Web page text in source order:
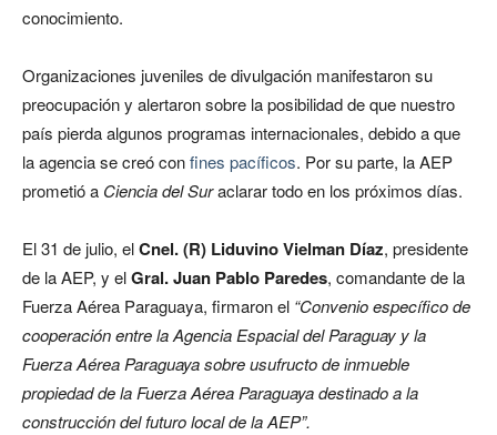
conocimiento.
Organizaciones juveniles de divulgación manifestaron su
preocupación y alertaron sobre la posibilidad de que nuestro
país pierda algunos programas internacionales, debido a que
la agencia se creó confines pacíficos. Por su parte, la AEP
prometió a Ciencia del Suraclarar todo en los próximos días.
El 31 de julio, elCnel. (R) Liduvino Vielman Díaz, presidente
de la AEP, y elGral. Juan Pablo Paredes, comandante de la
Fuerza Aérea Paraguaya, firmaron el “Convenio específico de
cooperación entre la Agencia Espacial del Paraguay y la
Fuerza Aérea Paraguaya sobre usufructo de inmueble
propiedad de la Fuerza Aérea Paraguaya destinado a la
construcción del futuro local de la AEP”.